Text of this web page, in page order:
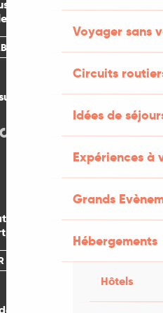
Voyager sans
Circuits
Idées de
Expériences à
Grands
Hébergements
Hôtels
gratuitement
mensuelle
les réseaux !
sur votre
L'APPLICATION